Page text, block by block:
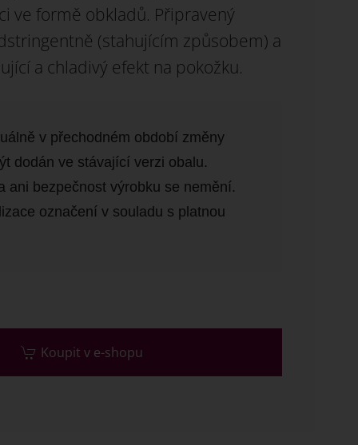
ve formě obkladů. Připravený
(stahujícím způsobem) a
a chladivý efekt na pokožku.
v přechodném období změny
dodán ve stávající verzi obalu.
ani bezpečnost výrobku se nemění.
označení v souladu s platnou
Koupit v e-shopu